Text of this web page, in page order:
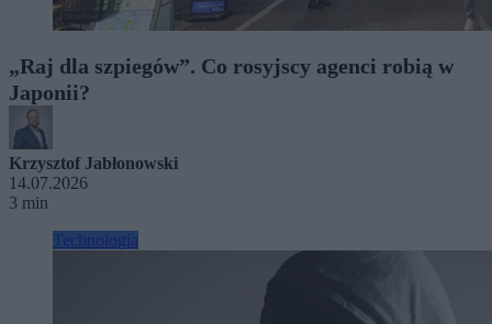
„Raj dla szpiegów”. Co rosyjscy agenci robią w
Japonii?
Krzysztof Jabłonowski
14.07.2026
3 min
Technologia